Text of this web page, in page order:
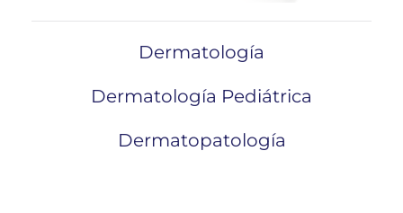
Dermatología
Dermatología Pediátrica
Dermatopatología